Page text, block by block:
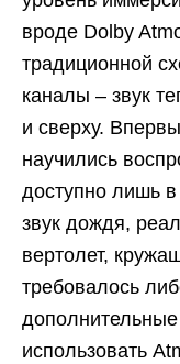
вроде Dolby
традиционной
каналы – звук
и сверху.
научились
доступно лишь
звук дождя,
вертолет,
требовалось
использовать